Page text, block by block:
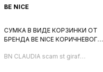
BE NICE
СУМКА В ВИДЕ КОРЗИНКИ ОТ
БРЕНДА BE NICE КОРИЧНЕВОГО
ЖИРАФА
BN CLAUDIA scam st giraffa